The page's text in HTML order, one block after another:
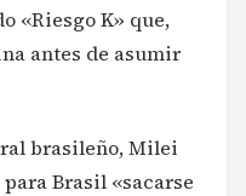
«Riesgo K» que,
antes de asumir
brasileño, Milei
Brasil «sacarse